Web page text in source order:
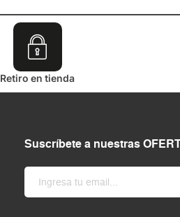
Retiro en tienda
Suscríbete a nuestras